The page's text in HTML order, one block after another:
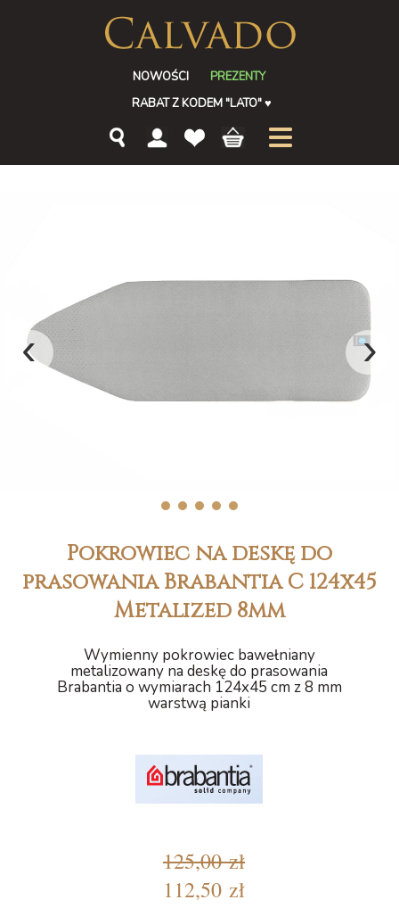
NOWOŚCI
PREZENTY
RABAT Z KODEM "LATO"♥
‹ ›
1 2 3 4 5
Pokrowiec na deskę do
prasowania Brabantia C 124x45
Metalized 8mm
Wymienny pokrowiec bawełniany
metalizowany na deskę do prasowania
Brabantia o wymiarach 124x45 cm z 8 mm
warstwą pianki
125,00 zł
112,50 zł